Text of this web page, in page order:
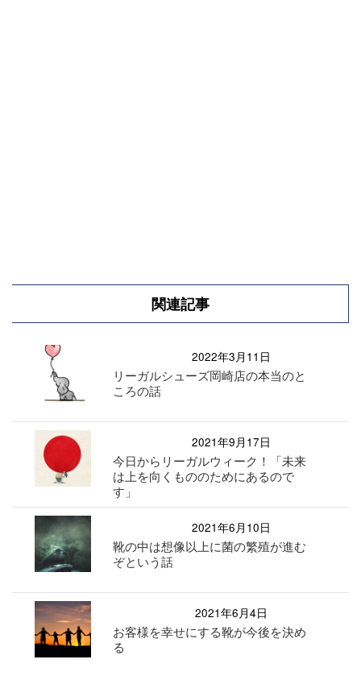
関連記事
2022年3月11日
リーガルシューズ岡崎店の本当のと
ころの話
2021年9月17日
今日からリーガルウィーク！「未来
は上を向くもののためにあるので
す」
2021年6月10日
靴の中は想像以上に菌の繁殖が進む
ぞという話
2021年6月4日
お客様を幸せにする靴が今後を決め
る